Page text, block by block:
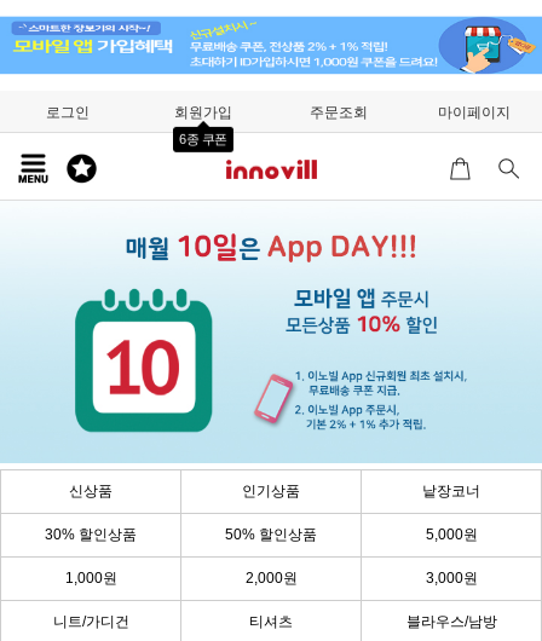
로그인 회원가입
6종 쿠폰
주문조회 마이페이지
신상품 인기상품 낱장코너
30% 할인상품 50% 할인상품 5,000원
1,000원 2,000원 3,000원
니트/가디건 티셔츠 블라우스/남방